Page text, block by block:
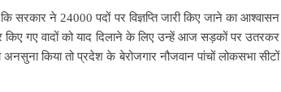
सरकार ने 24000 पदों पर विज्ञप्ति जारी किए जाने का आश्वासन
किए गए वादों को याद दिलाने के लिए उन्हें आज सड़कों पर उतरकर
किया तो प्रदेश के बेरोजगार नौजवान पांचों लोकसभा सीटों